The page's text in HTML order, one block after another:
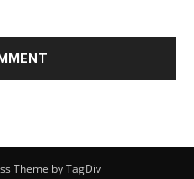
Theme by TagDiv